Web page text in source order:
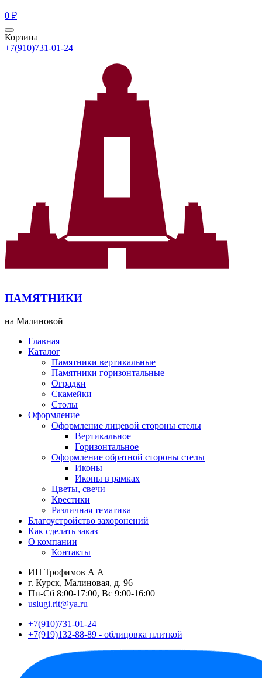
0 ₽
Корзина
+7(910)731-01-24
ПАМЯТНИКИ
на Малиновой
Главная
Каталог
Памятники вертикальные
Памятники горизонтальные
Оградки
Скамейки
Столы
Оформление
Оформление лицевой стороны стелы
Вертикальное
Горизонтальное
Оформление обратной стороны стелы
Иконы
Иконы в рамках
Цветы, свечи
Крестики
Различная тематика
Благоустройство захоронений
Как сделать заказ
О компании
Контакты
ИП Трофимов А А
г. Курск, Малиновая, д. 96
Пн-Сб 8:00-17:00, Вс 9:00-16:00
uslugi.rit@ya.ru
+7(910)731-01-24
+7(919)132-88-89 - облицовка плиткой